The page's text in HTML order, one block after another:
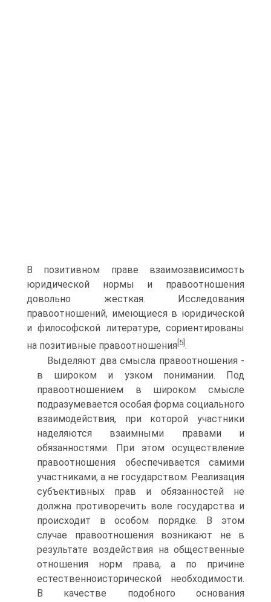
В позитивном праве взаимозависимость
юридической нормы и правоотношения
довольно жесткая. Исследования
правоотношений, имеющиеся в юридической
и философской литературе, сориентированы
на позитивные правоотношения [5] .
Выделяют два смысла правоотношения -
в широком и узком понимании. Под
правоотношением в широком смысле
подразумевается особая форма социального
взаимодействия, при которой участники
наделяются взаимными правами и
обязанностями. При этом осуществление
правоотношения обеспечивается самими
участниками, а не государством. Реализация
субъективных прав и обязанностей не
должна противоречить воле государства и
происходит в особом порядке. В этом
случае правоотношения возникают не в
результате воздействия на общественные
отношения норм права, а по причине
естественноисторической необходимости.
В качестве подобного основания